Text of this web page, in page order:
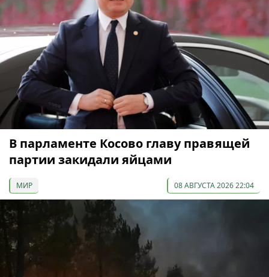
В парламенте Косово главу правящей
партии закидали яйцами
МИР 08 АВГУСТА 2026 22:04